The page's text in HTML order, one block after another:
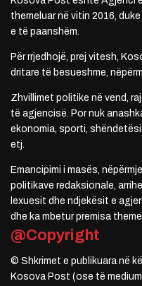
themeluar në vitin 2016,
e të paanshëm.
Për rrjedhojë, prej vitesh,
dritare të besueshme,
Zhvillimet politike në vend,
të agjencisë. Por nuk
ekonomia, sporti,
etj.
Emancipimi i masës,
politikave redaksionale,
lexuesit dhe ndjekësit e
dhe ka mbetur premisa
@Copyright
© Shkrimet e publikuara në
Kosova Post (ose të